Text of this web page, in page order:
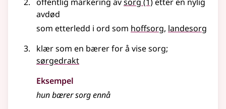
avdød
som etterledd i ord som hoffsorg landesorg
klær som en bærer for å vise sorg;
sørgedrakt
Eksempel
hun bærersorgennå